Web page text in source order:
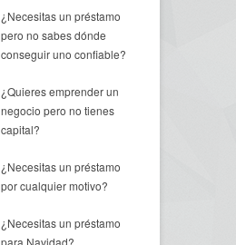
¿Necesitas un préstamo
pero no sabes dónde
conseguir uno confiable?
¿Quieres emprender un
negocio pero no tienes
capital?
¿Necesitas un préstamo
por cualquier motivo?
¿Necesitas un préstamo
para Navidad?